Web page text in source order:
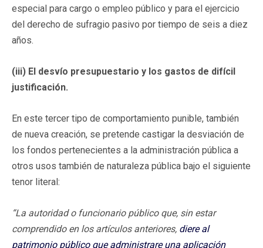
especial para cargo o empleo público y para el ejercicio
del derecho de sufragio pasivo por tiempo de seis a diez
años.
(iii) El desvío presupuestario y los gastos de difícil
justificación.
En este tercer tipo de comportamiento punible, también
de nueva creación, se pretende castigar la desviación de
los fondos pertenecientes a la administración pública a
otros usos también de naturaleza pública bajo el siguiente
tenor literal:
“La autoridad o funcionario público que, sin estar
comprendido en los artículos anteriores, diere al
patrimonio público que administrare una aplicación